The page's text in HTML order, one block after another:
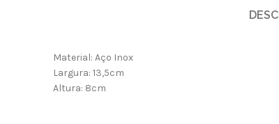
Material: Aço Inox
Largura: 13,5cm
Altura: 8cm